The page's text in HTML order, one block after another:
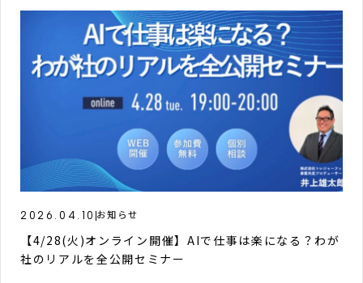
2026.04.10 お知らせ
【4/28(火)オンライン開催】AIで仕事は楽になる？わが
社のリアルを全公開セミナー